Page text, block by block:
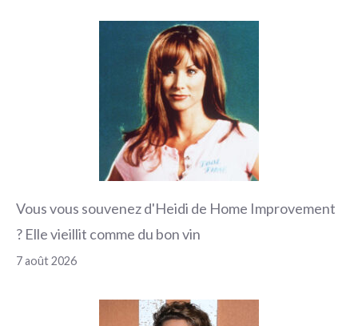
Vous vous souvenez d'Heidi de Home Improvement
? Elle vieillit comme du bon vin
7 août 2026